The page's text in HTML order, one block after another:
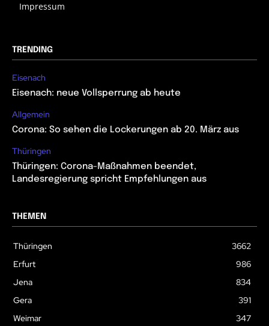
Impressum
TRENDING
Eisenach
Eisenach: neue Vollsperrung ab heute
Allgemein
Corona: So sehen die Lockerungen ab 20. März aus
Thüringen
Thüringen: Corona-Maßnahmen beendet,
Landesregierung spricht Empfehlungen aus
THEMEN
Thüringen
3662
Erfurt
986
Jena
834
Gera
391
Weimar
347